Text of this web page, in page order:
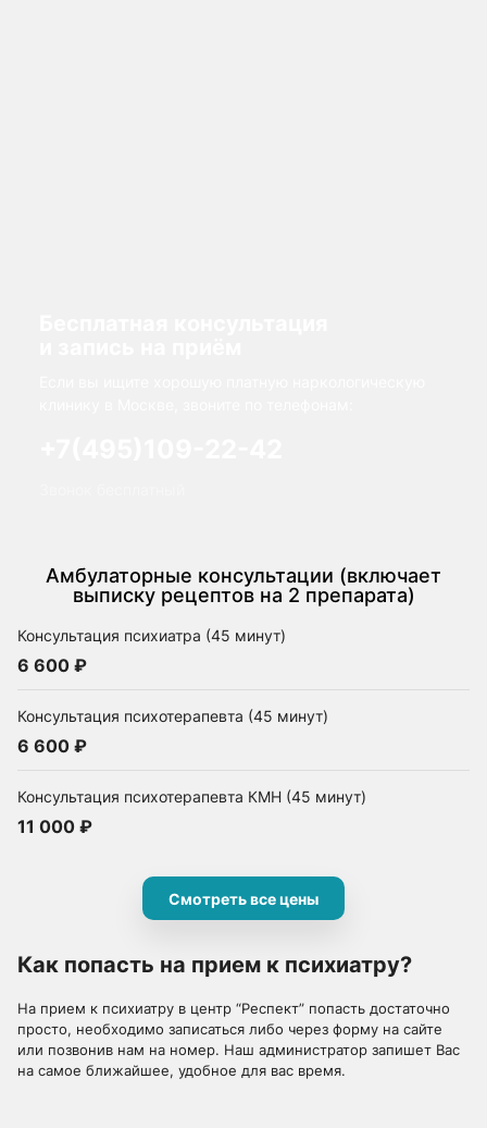
Амбулаторные консультации (включает
выписку рецептов на 2 препарата)
Консультация психиатра (45 минут)
6 600 ₽
Консультация психотерапевта (45 минут)
6 600 ₽
Консультация психотерапевта КМН (45 минут)
11 000 ₽
Смотреть все цены
Как попасть на прием к психиатру?
На прием к психиатру в центр “Респект” попасть достаточно
просто, необходимо записаться либо через форму на сайте
или позвонив нам на номер. Наш администратор запишет Вас
на самое ближайшее, удобное для вас время.